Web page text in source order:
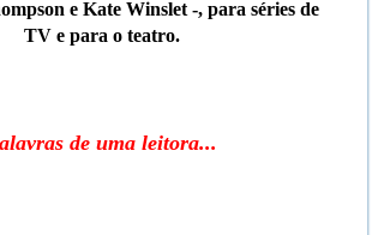
e Kate Winslet -, para séries de
TV e para o teatro.
de uma leitora...